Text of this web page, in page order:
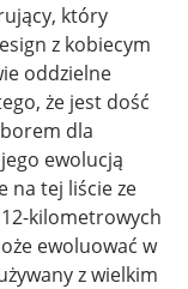
który
z kobiecym
oddzielne
że jest dość
dla
ewolucją
na tej liście ze
kilometrowych
ewoluować w
z wielkim